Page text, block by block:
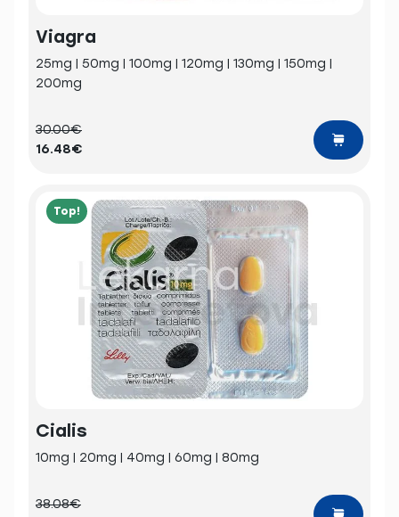
Viagra
25mg | 50mg | 100mg | 120mg | 130mg | 150mg |
200mg
30.00€
16.48€
Top!
Cialis
10mg | 20mg | 40mg | 60mg | 80mg
38.08€